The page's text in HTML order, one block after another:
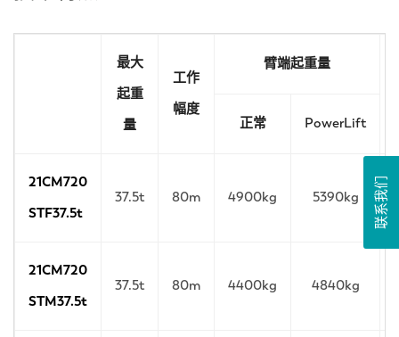
最大
起重
量
工作
幅度
臂端起重量
正常 PowerLift
21CM720
STF37.5t
37.5t 80m 4900kg 5390kg
21CM720
STM37.5t
37.5t 80m 4400kg 4840kg
联系我们